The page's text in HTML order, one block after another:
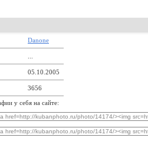
Danone
05.10.2005
3656
у себя на сайте: